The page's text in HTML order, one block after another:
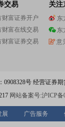
交易
财富证券开户
财富在线交易
财富证券交易
关注
东
东
意
号 经营证券期
网站备案号:沪ICP备
展 广告服务